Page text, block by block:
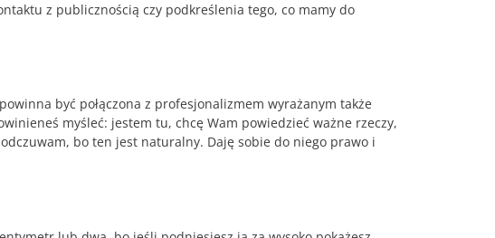
z publicznością czy podkreślenia tego, co mamy do
być połączona z profesjonalizmem wyrażanym także
myśleć: jestem tu, chcę Wam powiedzieć ważne rzeczy,
bo ten jest naturalny. Daję sobie do niego prawo i